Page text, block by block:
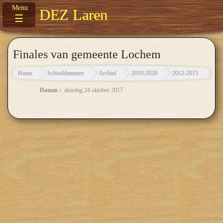
☰ DEZ Laren
Finales van gemeente Lochem
Home Schooldammen Archief 2010-2020 2012-2013
Datum : dinsdag 24 oktober 2017